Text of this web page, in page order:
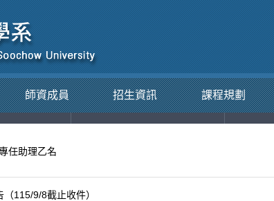
師資成員 招生資訊 課程規劃
動 考試資訊
任助理乙名
115/9/8截止收件）